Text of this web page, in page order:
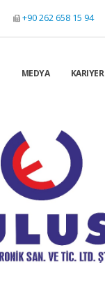
+90 262 658 15 94
MEDYA KARIYER